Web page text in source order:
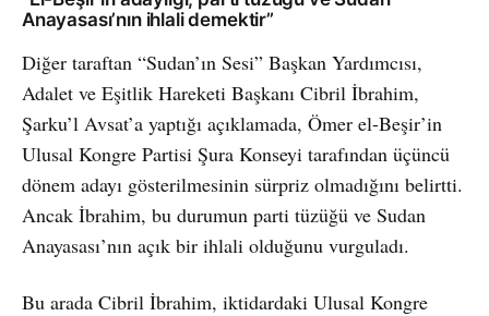
Anayasası’nın ihlali demektir”
Diğer taraftan “Sudan’ın Sesi” Başkan Yardımcısı,
Adalet ve Eşitlik Hareketi Başkanı Cibril İbrahim,
Şarku’l Avsat’a yaptığı açıklamada, Ömer el-Beşir’in
Ulusal Kongre Partisi Şura Konseyi tarafından üçüncü
dönem adayı gösterilmesinin sürpriz olmadığını belirtti.
Ancak İbrahim, bu durumun parti tüzüğü ve Sudan
Anayasası’nın açık bir ihlali olduğunu vurguladı.
Bu arada Cibril İbrahim, iktidardaki Ulusal Kongre